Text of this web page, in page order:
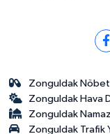
Zonguldak
Zonguldak Hava
Zonguldak
Zonguldak Trafik